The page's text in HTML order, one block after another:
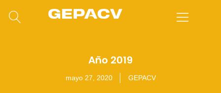
Año 2019
mayo 27, 2020 GEPACV